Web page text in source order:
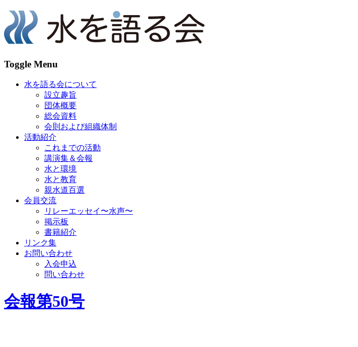
Toggle Menu
水を語る会について
設立趣旨
団体概要
総会資料
会則および組織体制
活動紹介
これまでの活動
講演集＆会報
水と環境
水と教育
親水道百選
会員交流
リレーエッセイ〜水声〜
掲示板
書籍紹介
リンク集
お問い合わせ
入会申込
問い合わせ
会報第50号